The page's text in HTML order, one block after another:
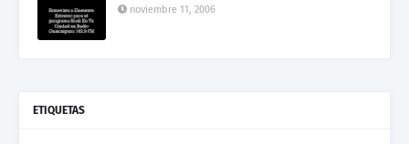
noviembre 11, 2006
ETIQUETAS